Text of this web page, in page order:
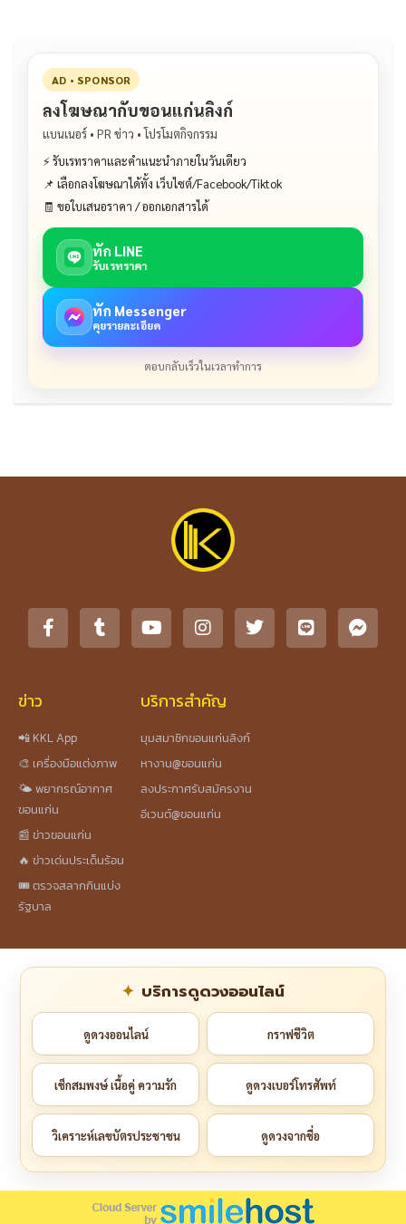
AD • SPONSOR
ลงโฆษณากับขอนแก่นลิงก์
แบนเนอร์ • PR ข่าว • โปรโมตกิจกรรม
⚡ รับเรทราคาและคำแนะนำภายในวันเดียว
📌 เลือกลงโฆษณาได้ทั้ง เว็บไซต์/Facebook/Tiktok
🧾 ขอใบเสนอราคา / ออกเอกสารได้
ทัก LINE
รับเรทราคา
ทัก Messenger
คุยรายละเอียด
ตอบกลับเร็วในเวลาทำการ
ข่าว
📲 KKL App
🎨 เครื่องมือแต่งภาพ
🌤️ พยากรณ์อากาศ
ขอนแก่น
📰 ข่าวขอนแก่น
🔥 ข่าวเด่นประเด็นร้อน
🎟️ ตรวจสลากกินแบ่ง
รัฐบาล
บริการสำคัญ
มุมสมาชิกขอนแก่นลิงก์
หางาน@ขอนแก่น
ลงประกาศรับสมัครงาน
อีเวนต์@ขอนแก่น
บริการดูดวงออนไลน์
ดูดวงออนไลน์ กราฟชีวิต
เช็กสมพงษ์ เนื้อคู่ ความรัก ดูดวงเบอร์โทรศัพท์
วิเคราะห์เลขบัตรประชาชน ดูดวงจากชื่อ